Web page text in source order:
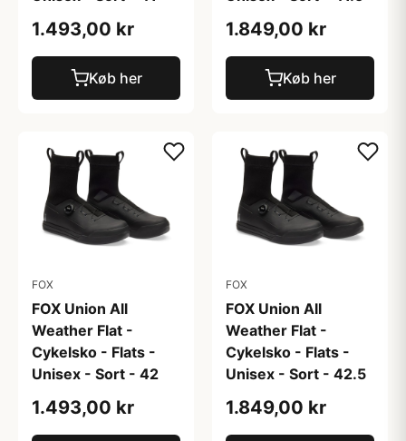
1.493,00 kr
Køb her
1.849,00 kr
Køb her
FOX
FOX Union All
Weather Flat -
Cykelsko - Flats -
Unisex - Sort - 42
1.493,00 kr
FOX
FOX Union All
Weather Flat -
Cykelsko - Flats -
Unisex - Sort - 42.5
1.849,00 kr